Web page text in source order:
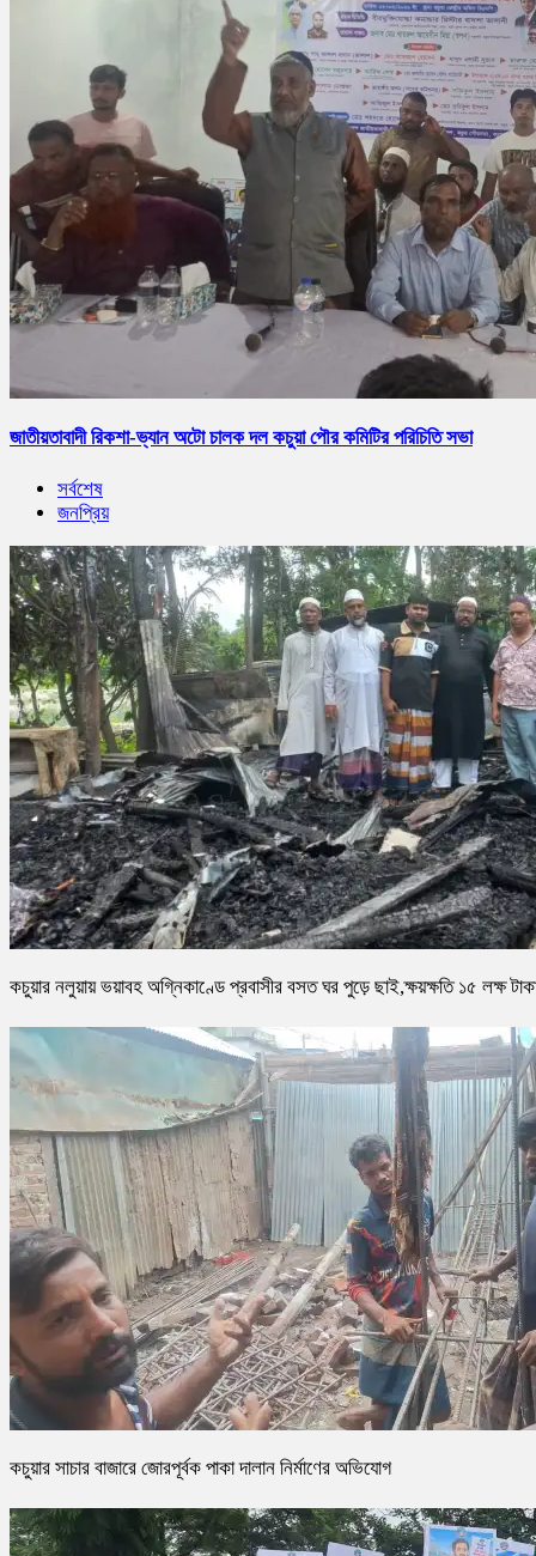
জাতীয়তাবাদী রিকশা-ভ্যান অটো চালক দল কচুয়া পৌর কমিটির পরিচিতি সভা
সর্বশেষ
জনপ্রিয়
কচুয়ার নলুয়ায় ভয়াবহ অগ্নিকাণ্ডে প্রবাসীর বসত ঘর পুড়ে ছাই,ক্ষয়ক্ষতি ১৫ লক্ষ
কচুয়ার সাচার বাজারে জোরপূর্বক পাকা দালান নির্মাণের অভিযোগ